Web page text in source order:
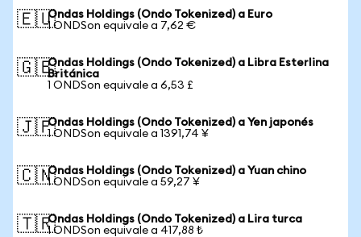
🇪🇺Ondas Holdings (Ondo Tokenized) a Euro
1 ONDSon equivale a 7,62 €
🇬🇧Ondas Holdings (Ondo Tokenized) a Libra Esterlina
Británica
1 ONDSon equivale a 6,53 £
🇯🇵Ondas Holdings (Ondo Tokenized) a Yen japonés
1 ONDSon equivale a 1391,74 ¥
🇨🇳Ondas Holdings (Ondo Tokenized) a Yuan chino
1 ONDSon equivale a 59,27 ¥
🇹🇷Ondas Holdings (Ondo Tokenized) a Lira turca
1 ONDSon equivale a 417,88 ₺